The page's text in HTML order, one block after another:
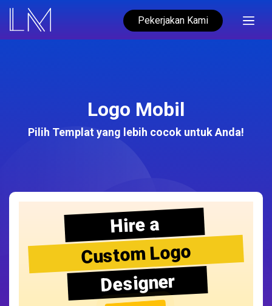
Pekerjakan Kami
Logo Mobil
Pilih Templat yang lebih cocok untuk Anda!
Hire a
Custom Logo
Designer